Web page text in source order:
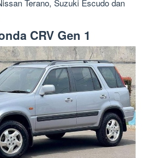
Terano, Suzuki Escudo dan
CRV Gen 1